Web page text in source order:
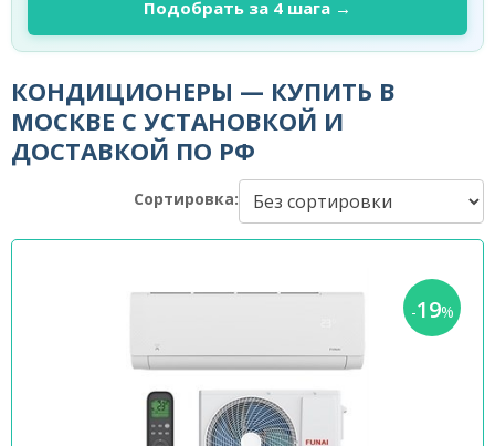
Подобрать за 4 шага →
КОНДИЦИОНЕРЫ — КУПИТЬ В
МОСКВЕ С УСТАНОВКОЙ И
ДОСТАВКОЙ ПО РФ
Сортировка:
-19%